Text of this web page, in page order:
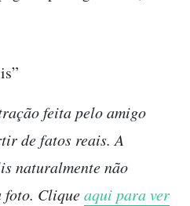
feita pelo amigo
de fatos reais. A
naturalmente não
foto. Cliqueaqui para ver